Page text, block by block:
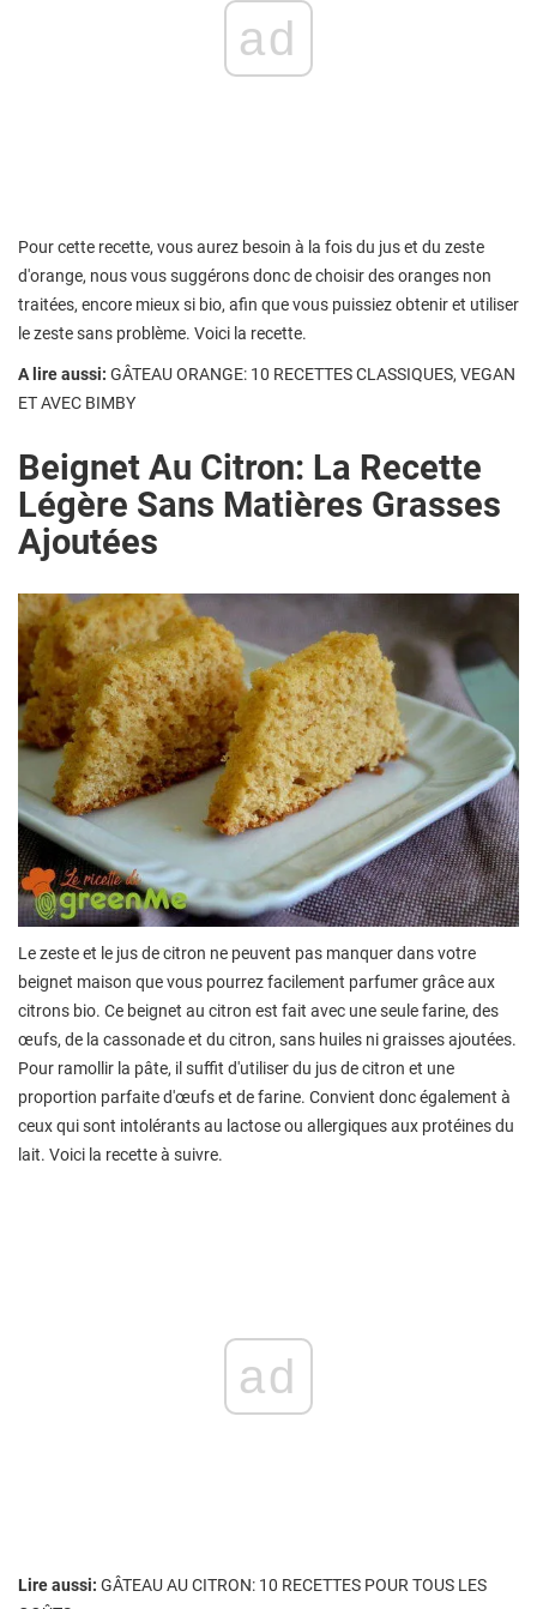
ad
Pour cette recette, vous aurez besoin à la fois du jus et du zeste
d'orange, nous vous suggérons donc de choisir des oranges non
traitées, encore mieux si bio, afin que vous puissiez obtenir et utiliser
le zeste sans problème. Voici la recette.
A lire aussi: GÂTEAU ORANGE: 10 RECETTES CLASSIQUES, VEGAN
ET AVEC BIMBY
Beignet Au Citron: La Recette
Légère Sans Matières Grasses
Ajoutées
Le zeste et le jus de citron ne peuvent pas manquer dans votre
beignet maison que vous pourrez facilement parfumer grâce aux
citrons bio. Ce beignet au citron est fait avec une seule farine, des
œufs, de la cassonade et du citron, sans huiles ni graisses ajoutées.
Pour ramollir la pâte, il suffit d'utiliser du jus de citron et une
proportion parfaite d'œufs et de farine. Convient donc également à
ceux qui sont intolérants au lactose ou allergiques aux protéines du
lait. Voici la recette à suivre.
ad
Lire aussi: GÂTEAU AU CITRON: 10 RECETTES POUR TOUS LES